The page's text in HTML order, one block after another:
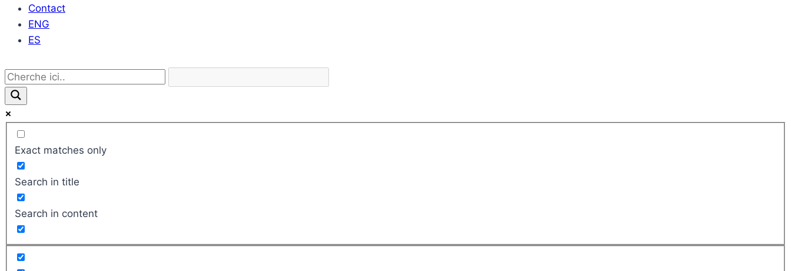
Contact
ENG
ES
Exact matches only
Search in title
Search in content